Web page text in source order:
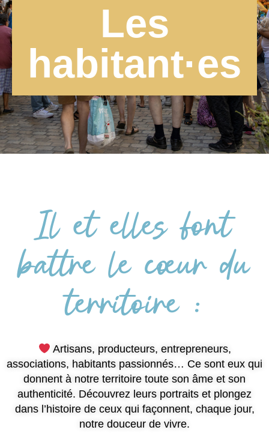
Les
habitant·es
Il et elles font
battre le cœur du
territoire :
Artisans, producteurs, entrepreneurs,
associations, habitants passionnés… Ce sont eux qui
donnent à notre territoire toute son âme et son
authenticité. Découvrez leurs portraits et plongez
dans l’histoire de ceux qui façonnent, chaque jour,
notre douceur de vivre.